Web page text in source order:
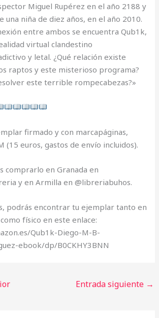
Miguel Rupérez en el año 2188 y
una niña de diez años, en el año 2010.
entre ambos se encuentra Qub1k,
virtual clandestino
y letal. ¿Qué relación existe
raptos y este misterioso programa?
este terrible rompecabezas?»
firmado y con marcapáginas,
(15 euros, gastos de envío incluidos).
comprarlo en Granada en
y en Armilla en @libreriabuhos.
podrás encontrar tu ejemplar tanto en
físico en este enlace:
Qub1k-Diego-M-B-
ebook/dp/B0CKHY3BNN
Entrada siguiente →